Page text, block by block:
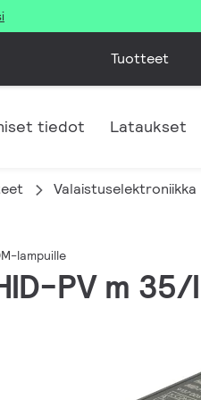
Tuotteet
tiedot Lataukset
Valaistuselektroniikka
lampuille
PV m